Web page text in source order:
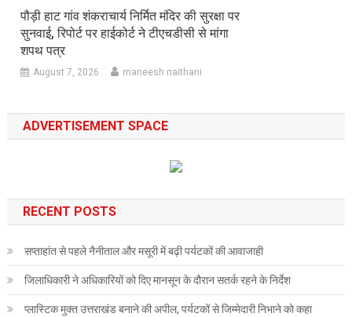
पौड़ी हाट गांव शंकराचार्य निर्मित मंदिर की सुरक्षा पर
सुनवाई, रिपोर्ट पर हाईकोर्ट ने टीएचडीसी से मांगा
शपथ पत्र
August 7, 2026 maneesh naithani
ADVERTISEMENT SPACE
RECENT POSTS
सप्ताहांत से पहले नैनीताल और मसूरी में बढ़ी पर्यटकों की आवाजाही
जिलाधिकारी ने अधिकारियों को दिए मानसून के दौरान सतर्क रहने के निर्देश
प्लास्टिक मुक्त उत्तराखंड बनाने की अपील, पर्यटकों से जिम्मेदारी निभाने को कहा